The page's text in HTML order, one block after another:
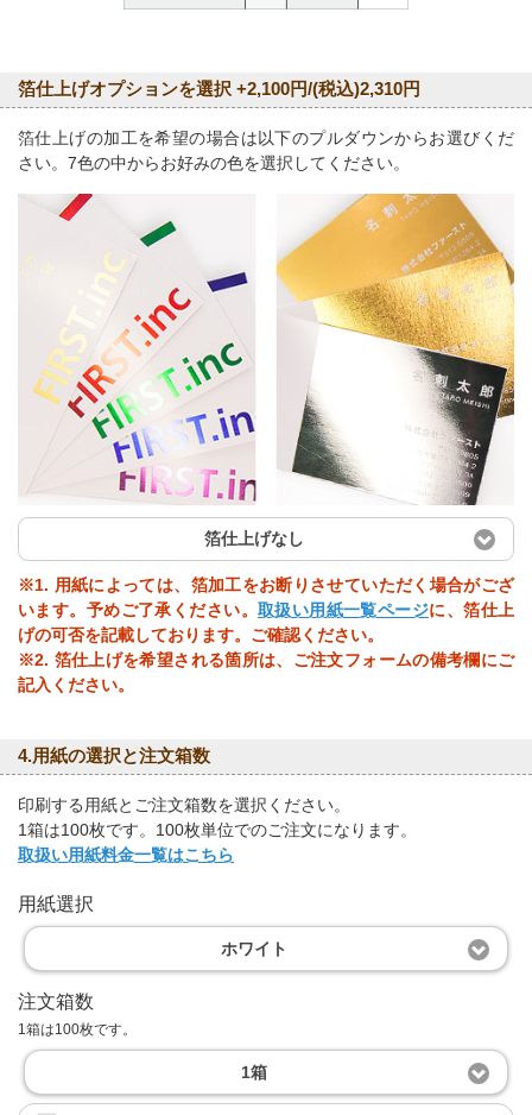
箔仕上げオプションを選択 +2,100円/(税込)2,310円
箔仕上げの加工を希望の場合は以下のプルダウンからお選びくだ
さい。7色の中からお好みの色を選択してください。
箔仕上げなし
※1. 用紙によっては、箔加工をお断りさせていただく場合がござ
います。予めご了承ください。 取扱い用紙一覧ページに、箔仕上
げの可否を記載しております。ご確認ください。
※2. 箔仕上げを希望される箇所は、ご注文フォームの備考欄にご
記入ください。
4.用紙の選択と注文箱数
印刷する用紙とご注文箱数を選択ください。
1箱は100枚です。100枚単位でのご注文になります。
取扱い用紙料金一覧はこちら
用紙選択
ホワイト
注文箱数
1箱は100枚です。
1箱